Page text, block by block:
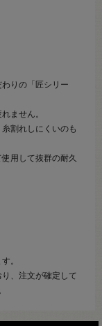
りの「匠シリー
ません。
割れしにくいのも
用して抜群の耐久
。
、注文が確定して